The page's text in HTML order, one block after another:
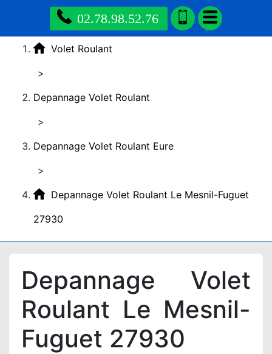
02.78.98.52.76
Volet Roulant
>
Depannage Volet Roulant
>
Depannage Volet Roulant Eure
>
Depannage Volet Roulant Le Mesnil-Fuguet
27930
Depannage Volet
Roulant Le Mesnil-
Fuguet 27930